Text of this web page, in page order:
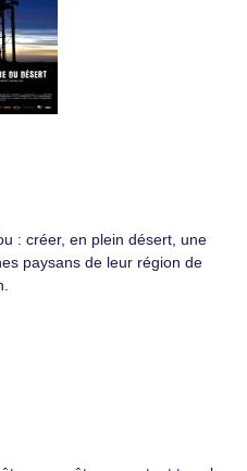
: créer, en plein désert, une
paysans de leur région de